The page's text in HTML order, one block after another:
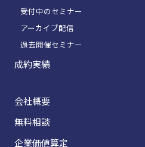
受付中のセミナー
アーカイブ配信
過去開催セミナー
成約実績
会社概要
無料相談
企業価値算定